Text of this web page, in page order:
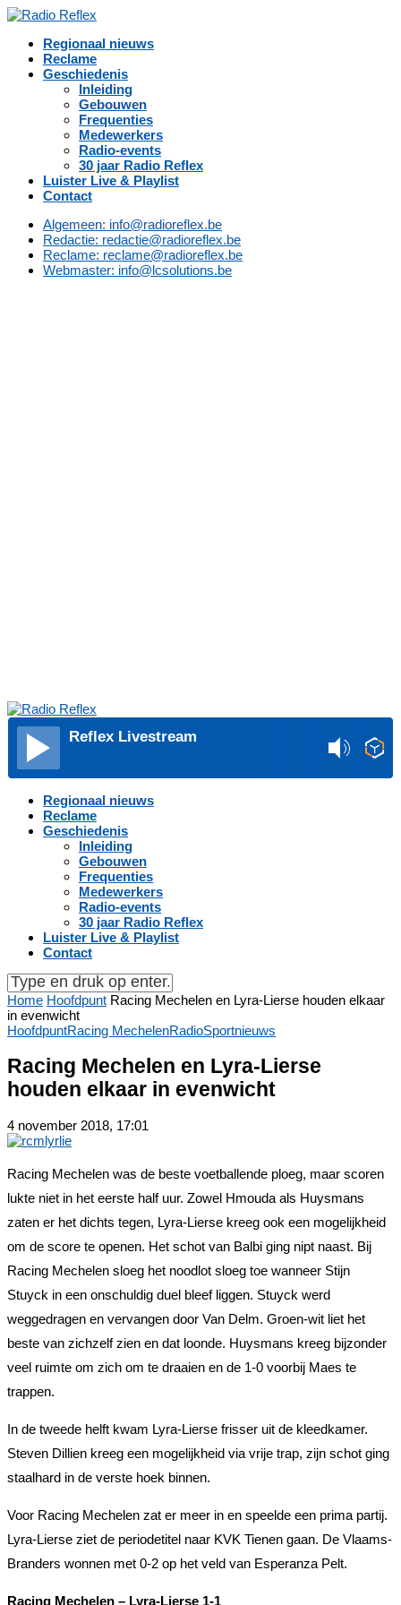
Regionaal nieuws
Reclame
Geschiedenis
Inleiding
Gebouwen
Frequenties
Medewerkers
Radio-events
30 jaar Radio Reflex
Luister Live & Playlist
Contact
Algemeen: info@radioreflex.be
Redactie: redactie@radioreflex.be
Reclame: reclame@radioreflex.be
Webmaster: info@lcsolutions.be
Reflex Livestream
Regionaal nieuws
Reclame
Geschiedenis
Inleiding
Gebouwen
Frequenties
Medewerkers
Radio-events
30 jaar Radio Reflex
Luister Live & Playlist
Contact
Home Hoofdpunt Racing Mechelen en Lyra-Lierse houden elkaar
in evenwicht
HoofdpuntRacing MechelenRadioSportnieuws
Racing Mechelen en Lyra-Lierse
houden elkaar in evenwicht
4 november 2018, 17:01
Racing Mechelen was de beste voetballende ploeg, maar scoren
lukte niet in het eerste half uur. Zowel Hmouda als Huysmans
zaten er het dichts tegen, Lyra-Lierse kreeg ook een mogelijkheid
om de score te openen. Het schot van Balbi ging nipt naast. Bij
Racing Mechelen sloeg het noodlot sloeg toe wanneer Stijn
Stuyck in een onschuldig duel bleef liggen. Stuyck werd
weggedragen en vervangen door Van Delm. Groen-wit liet het
beste van zichzelf zien en dat loonde. Huysmans kreeg bijzonder
veel ruimte om zich om te draaien en de 1-0 voorbij Maes te
trappen.
In de tweede helft kwam Lyra-Lierse frisser uit de kleedkamer.
Steven Dillien kreeg een mogelijkheid via vrije trap, zijn schot ging
staalhard in de verste hoek binnen.
Voor Racing Mechelen zat er meer in en speelde een prima partij.
Lyra-Lierse ziet de periodetitel naar KVK Tienen gaan. De Vlaams-
Branders wonnen met 0-2 op het veld van Esperanza Pelt.
Racing Mechelen – Lyra-Lierse 1-1